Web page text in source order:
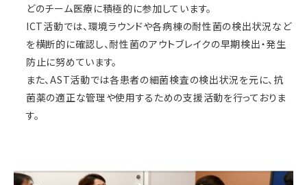
どのチーム医療に積極的に参加しています。
ICT活動では、環境ラウンドや各病棟の耐性菌の検出状況など
を横断的に確認し、耐性菌のアウトブレイクの早期検出・発生
防止に努めています。
また、AST活動では各患者の細菌検査の検出状況を元に、抗
菌薬の適正な管理や使用するための支援活動を行っておりま
す。